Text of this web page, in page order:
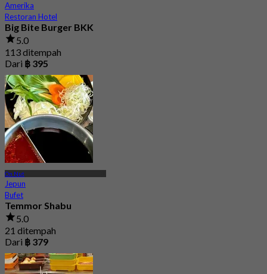
Amerika
Restoran Hotel
Big Bite Burger BKK
5.0
113 ditempah
Dari ฿ 395
On Nut
Jepun
Bufet
Temmor Shabu
5.0
21 ditempah
Dari ฿ 379